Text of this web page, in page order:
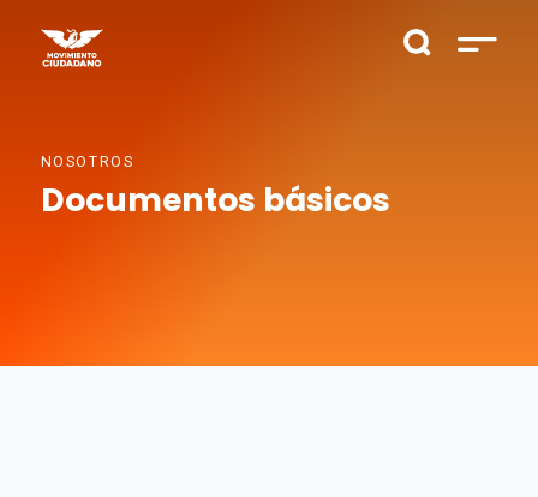
NOSOTROS
Documentos básicos